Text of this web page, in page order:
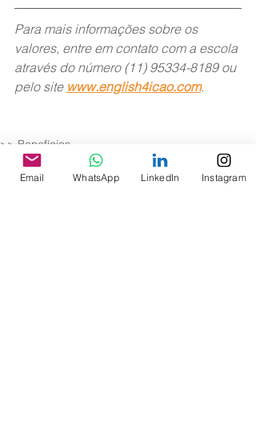
Para mais informações sobre os
valores, entre em contato com a escola
através do número (11) 95334-8189 ou
pelo site www.english4icao.com.
>> Benefícios
Teste ICAO
Notícias
Email WhatsApp LinkedIn Instagram